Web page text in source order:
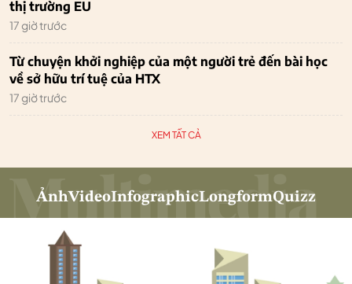
thị trường EU
17 giờ trước
Từ chuyện khởi nghiệp của một người trẻ đến bài học
về sở hữu trí tuệ của HTX
17 giờ trước
XEM TẤT CẢ
ẢnhVideoInfographicLongformQuizz